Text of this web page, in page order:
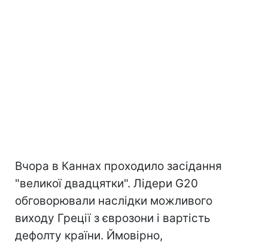
Вчора в Каннах проходило засідання
"великої двадцятки". Лідери G20
обговорювали наслідки можливого
виходу Греції з єврозони і вартість
дефолту країни. Ймовірно,